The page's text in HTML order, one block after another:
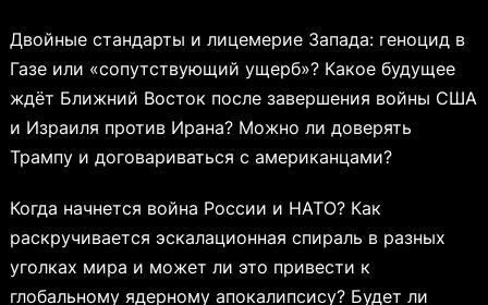
Двойные стандарты и лицемерие Запада: геноцид в
Газе или «сопутствующий ущерб»? Какое будущее
ждёт Ближний Восток после завершения войны США
и Израиля против Ирана? Можно ли доверять
Трампу и договариваться с американцами?
Когда начнется война России и НАТО? Как
раскручивается эскалационная спираль в разных
уголках мира и может ли это привести к
глобальному ядерному апокалипсису? Будет ли